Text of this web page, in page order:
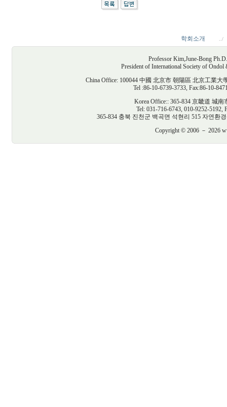
학회소개 ../
Professor Kim,June-Bong
President of International Society of Ondol
China Office: 100044 中國 北京市 朝陽區 北京工業
Tel :86-10-6739-3733, Fax:86-10-
Korea Office:: 365-834 京畿道 城
Tel: 031-716-6743, 010-9252-5192,
365-834 충북 진천군 백곡면 석현리 515 자연환경
Copyright © 2006 － 2026